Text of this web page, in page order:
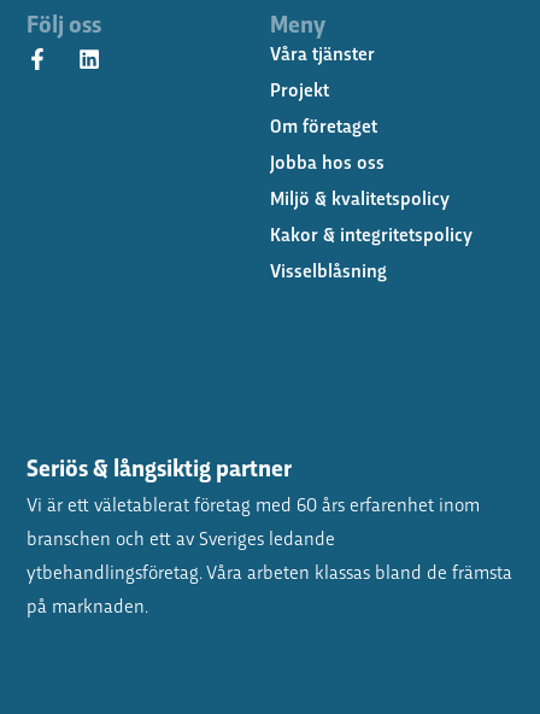
Seriös & långsiktig partner
Vi är ett väletablerat företag med 60 års erfarenhet inom
branschen och ett av Sveriges ledande
ytbehandlingsföretag. Våra arbeten klassas bland de främsta
på marknaden.
Meny
Våra tjänster
Projekt
Om företaget
Jobba hos oss
Miljö & kvalitetspolicy
Kakor & integritetspolicy
Visselblåsning
Följ oss